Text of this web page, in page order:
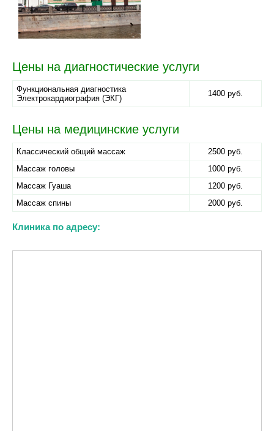
Цены на диагностические услуги
Функциональная диагностика
Электрокардиография (ЭКГ)
1400 руб.
Цены на медицинские услуги
Классический общий массаж
2500 руб.
Массаж головы
1000 руб.
Массаж Гуаша
1200 руб.
Массаж спины
2000 руб.
Клиника по адресу: